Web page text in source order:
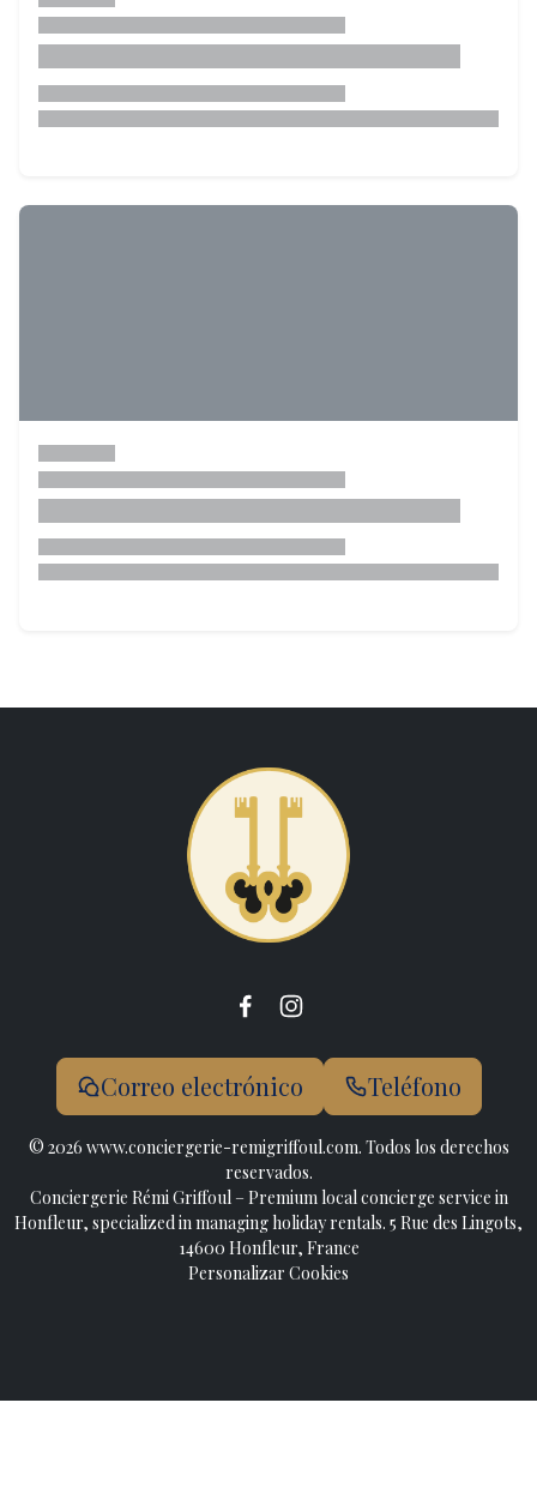
Correo electrónico Teléfono
© 2026 www.conciergerie-remigriffoul.com. Todos los derechos
reservados.
Conciergerie Rémi Griffoul – Premium local concierge service in
Honfleur, specialized in managing holiday rentals. 5 Rue des Lingots,
14600 Honfleur, France
Personalizar Cookies